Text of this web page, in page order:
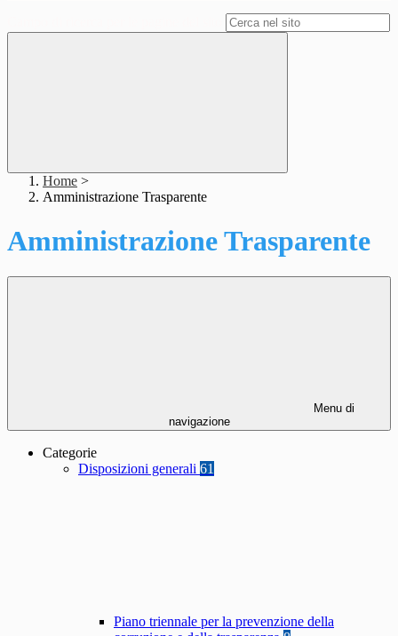
Home >
Amministrazione Trasparente
Amministrazione Trasparente
Menu di
navigazione
Categorie
Disposizioni generali 61
Piano triennale per la prevenzione della